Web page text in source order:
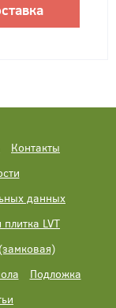
Контакты
данных
LVT
Подложка